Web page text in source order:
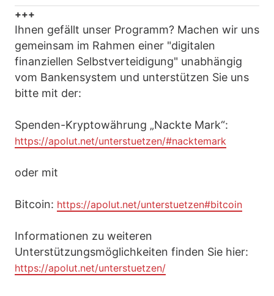
+++
Ihnen gefällt unser Programm? Machen wir uns
gemeinsam im Rahmen einer "digitalen
finanziellen Selbstverteidigung" unabhängig
vom Bankensystem und unterstützen Sie uns
bitte mit der:
Spenden-Kryptowährung „Nackte Mark“:
https://apolut.net/unterstuetzen/#nacktemark
oder mit
Bitcoin: https://apolut.net/unterstuetzen#bitcoin
Informationen zu weiteren
Unterstützungsmöglichkeiten finden Sie hier:
https://apolut.net/unterstuetzen/